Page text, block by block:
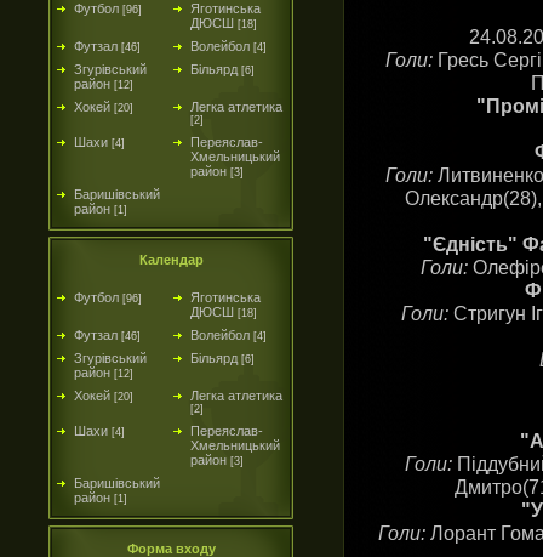
Футбол [96]
Яготинська
ДЮСШ [18]
Футзал [46] Волейбол [4]
Згурівський
район [12]
Більярд [6]
Хокей [20] Легка атлетика
[2]
Шахи [4]
Переяслав-
Хмельницький
район [3]
Баришівський
район [1]
Календар
Футбол [96]
Яготинська
ДЮСШ [18]
Футзал [46] Волейбол [4]
Згурівський
район [12]
Більярд [6]
Хокей [20] Легка атлетика
[2]
Шахи [4]
Переяслав-
Хмельницький
район [3]
Баришівський
район [1]
Форма входу
Голи: Гресь
Голи:
"Єдність"
Голи:
Голи:Стригун
Голи:
Голи: Лорант